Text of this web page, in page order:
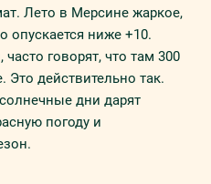
Лето в Мерсине жаркое,
опускается ниже +10.
говорят, что там 300
Это действительно так.
дни дарят
погоду и